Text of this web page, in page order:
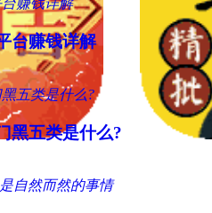
台赚钱详解
黑五类是什么?